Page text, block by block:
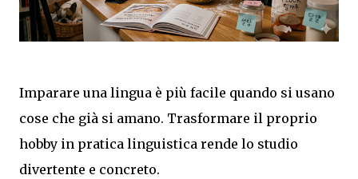
Imparare una lingua è più facile quando si usano
cose che già si amano. Trasformare il proprio
hobby in pratica linguistica rende lo studio
divertente e concreto.